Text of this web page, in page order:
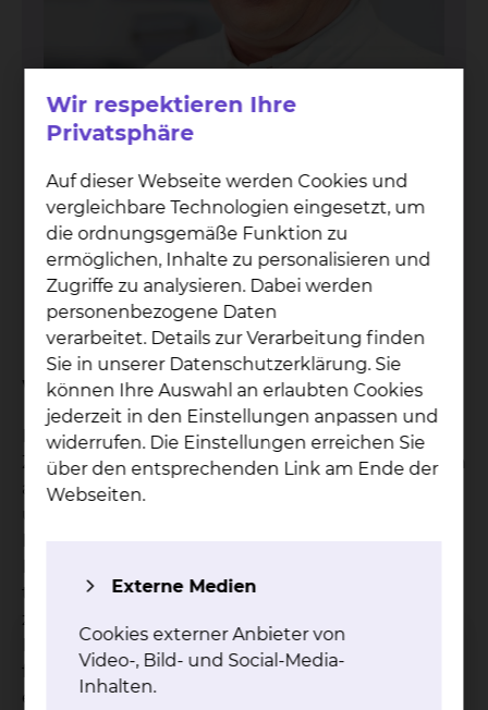
Prof. Dr. med. Jan T. Kiel­stein
Fichtengrund 1, 38126 Braunschweig
Tel.:+49 531 595 2381
Fax: +49 531 535 2655
Per E-Mail kontaktieren
Worum geht es bei der Studie?
Ein septischer Schock ist ein lebensbedrohlicher
Zustand, der meist durch eine bakterielle Infektion
ausgelöst wird. Dabei schädigt eine
therapeutischen Blutplasmaaustausch ergänzend
zur Standardtherapie. Ziel ist es, die schädigenden
Botenstoffe aus dem Blut zu entfernen und durch
förderliche Stoffe aus dem Frischplasma zu
ersetzen, um so die Immunantwort zu dämpfen
Wir respektieren Ihre
Privatsphäre
Auf dieser Webseite werden Cookies und
vergleichbare Technologien eingesetzt, um
die ordnungsgemäße Funktion zu
ermöglichen, Inhalte zu personalisieren und
Zugriffe zu analysieren. Dabei werden
personenbezogene Daten
verarbeitet. Details zur Verarbeitung finden
Sie in unserer Datenschutzerklärung. Sie
können Ihre Auswahl an erlaubten Cookies
jederzeit in den Einstellungen anpassen und
widerrufen. Die Einstellungen erreichen Sie
über den entsprechenden Link am Ende der
Webseiten.
Externe Medien
Cookies externer Anbieter von
Video-, Bild- und Social-Media-
Inhalten.